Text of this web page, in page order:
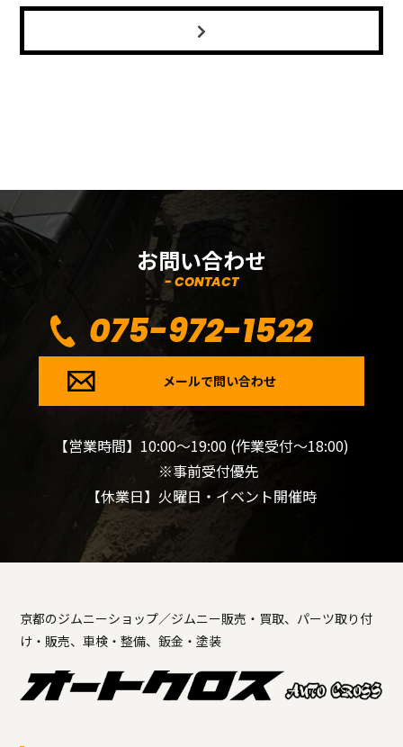
お問い合わせ
- CONTACT
075-972-1522
メールで問い合わせ
【営業時間】10:00～19:00 (作業受付～18:00)
※事前受付優先
【休業日】火曜日・イベント開催時
京都のジムニーショップ／ジムニー販売・買取、パーツ取り付
け・販売、車検・整備、鈑金・塗装